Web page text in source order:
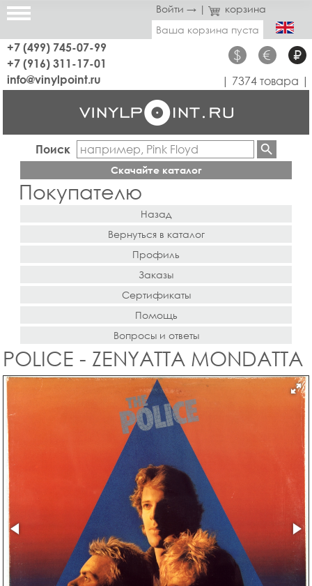
Войти → |
корзина
Ваша корзина пуста
+7 (499) 745-07-99
+7 (916) 311-17-01
$ € ₽
info@vinylpoint.ru | 7374 товара |
Поиск
Скачайте каталог
Покупателю
Назад
Вернуться в каталог
Профиль
Заказы
Сертификаты
Помощь
Вопросы и ответы
POLICE - ZENYATTA MONDATTA